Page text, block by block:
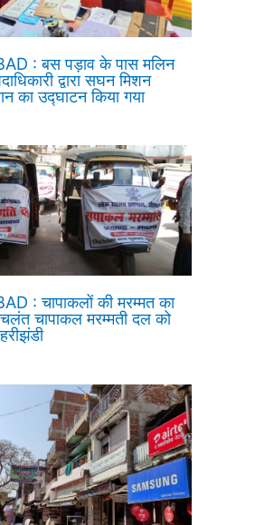
: बस पड़ाव के पास मलिन
द्वारा सघन मिशन
का उद्घाटन किया गया
: चापाकलों की मरम्मत का
चापाकल मरम्मती दल को